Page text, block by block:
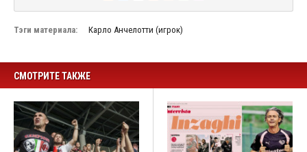
Тэги материала: Карло Анчелотти (игрок)
СМОТРИТЕ ТАКЖЕ